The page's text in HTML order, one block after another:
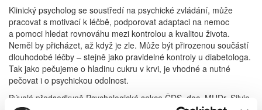
Klinický psycholog se soustředí na psychické zvládání, může
pracovat s motivací k léčbě, podporovat adaptaci na nemoc
a pomoci hledat rovnováhu mezi kontrolou a kvalitou života.
Neměl by přicházet, až když je zle. Může být přirozenou součástí
dlouhodobé léčby – stejně jako pravidelné kontroly u diabetologa.
Tak jako pečujeme o hladinu cukru v krvi, je vhodné a nutné
pečovat i o psychickou odolnost.
Bývalá předsedkyně Psychologické sekce ČDS, doc. MUDr. Silvie